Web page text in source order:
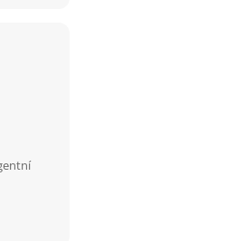
i za
:-(